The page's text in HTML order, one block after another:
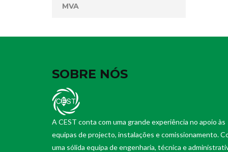
MVA
SOBRE NÓS
A CEST conta com uma grande experiência no apoio às
equipas de projecto, instalações e comissionamento.
uma sólida equipa de engenharia, técnica e